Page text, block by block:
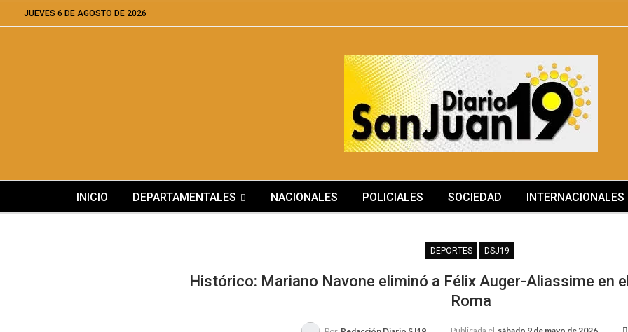
JUEVES 6 DE AGOSTO DE 2026
INICIO DEPARTAMENTALES NACIONALES POLICIALES SOCIEDAD INTERNACIONALES
DEPORTES DSJ19
Histórico: Mariano Navone eliminó a Félix Auger-Aliassime en
Roma